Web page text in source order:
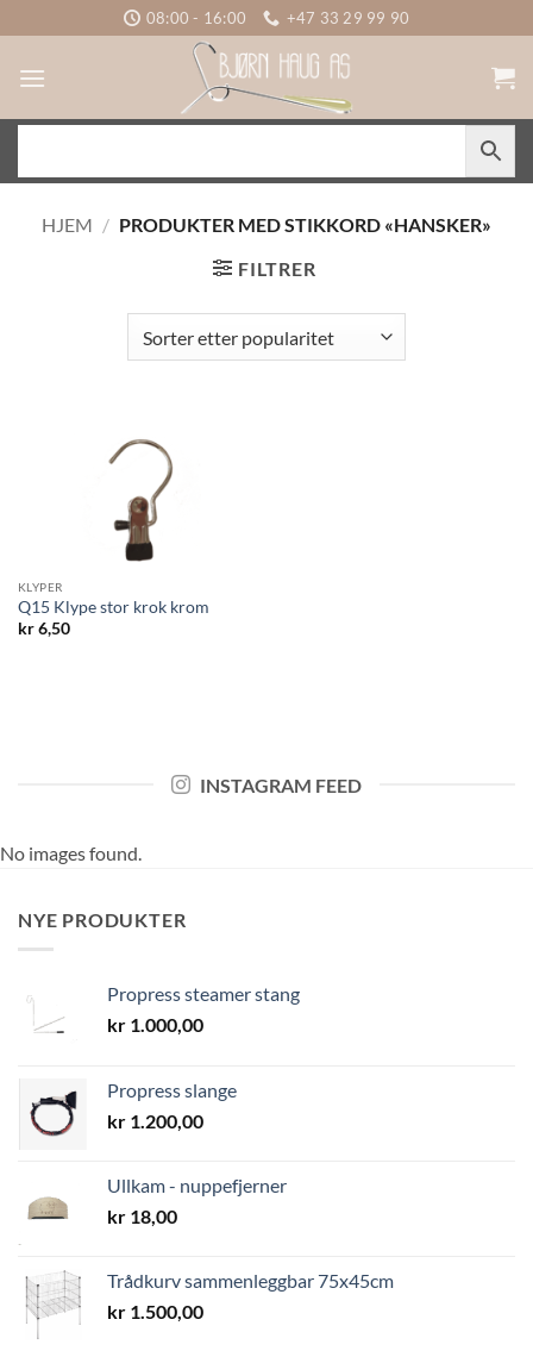
to
content
08:00 - 16:00 +47 33 29 99 90
HJEM / PRODUKTER MED STIKKORD «HANSKER»
FILTRER
KLYPER
Q15 Klype stor krok krom
kr6,50
INSTAGRAM FEED
No images found.
NYE PRODUKTER
Propress steamer stang
kr 1.000,00
Propress slange
kr 1.200,00
Ullkam - nuppefjerner
kr 18,00
Trådkurv sammenleggbar 75x45cm
kr 1.500,00